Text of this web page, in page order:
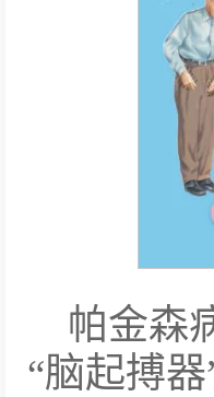
帕金森
“脑起搏